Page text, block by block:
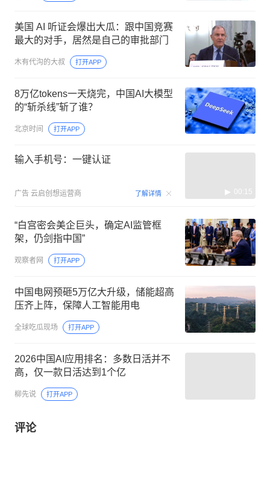
美国 AI 听证会爆出大瓜：跟中国竞赛
最大的对手，居然是自己的审批部门
木有代沟的大叔 打开APP
8万亿tokens一天烧完，中国AI大模型
的“斩杀线”斩了谁？
北京时间 打开APP
输入手机号：一键认证
广告 云启创想运营商 了解详情 00:15
“白宫密会美企巨头，确定AI监管框
架，仍剑指中国”
观察者网 打开APP
中国电网预砸5万亿大升级，储能超高
压齐上阵，保障人工智能用电
全球吃瓜现场 打开APP
2026中国AI应用排名：多数日活并不
高，仅一款日活达到1个亿
柳先说 打开APP
评论